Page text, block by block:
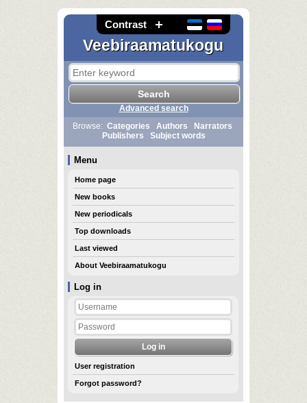
Contrast
Veebiraamatukogu
Log in
User registration
Forgot password?
Advanced search
Browse: Categories Authors
Narrators
Publishers
Subject words
Menu
Home page
New books
New periodicals
Top downloads
Last viewed
About Veebiraamatukogu